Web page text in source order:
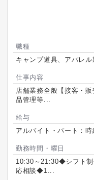
職種
キャンプ道具、アパレ
仕事内容
店舗業務全般【接客・
品管理等...
給与
アルバイト・パート：時
勤務時間・曜日
10:30～21:30◆シフト
応相談◆1...